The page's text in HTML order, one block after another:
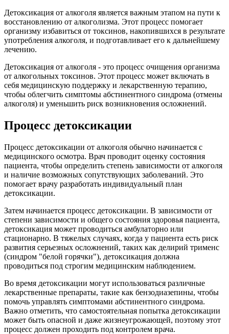
Детоксикация от алкоголя является важным этапом на пути к
восстановлению от алкоголизма. Этот процесс помогает
организму избавиться от токсинов, накопившихся в результате
употребления алкоголя, и подготавливает его к дальнейшему
лечению.
Детоксикация от алкоголя - это процесс очищения организма
от алкогольных токсинов. Этот процесс может включать в
себя медицинскую поддержку и лекарственную терапию,
чтобы облегчить симптомы абстинентного синдрома (отмены
алкоголя) и уменьшить риск возникновения осложнений.
Процесс детоксикации
Процесс детоксикации от алкоголя обычно начинается с
медицинского осмотра. Врач проводит оценку состояния
пациента, чтобы определить степень зависимости от алкоголя
и наличие возможных сопутствующих заболеваний. Это
помогает врачу разработать индивидуальный план
детоксикации.
Затем начинается процесс детоксикации. В зависимости от
степени зависимости и общего состояния здоровья пациента,
детоксикация может проводиться амбулаторно или
стационарно. В тяжелых случаях, когда у пациента есть риск
развития серьезных осложнений, таких как делирий трименс
(синдром "белой горячки"), детоксикация должна
проводиться под строгим медицинским наблюдением.
Во время детоксикации могут использоваться различные
лекарственные препараты, такие как бензодиазепины, чтобы
помочь управлять симптомами абстинентного синдрома.
Важно отметить, что самостоятельная попытка детоксикации
может быть опасной и даже жизнеугрожающей, поэтому этот
процесс должен проходить под контролем врача.